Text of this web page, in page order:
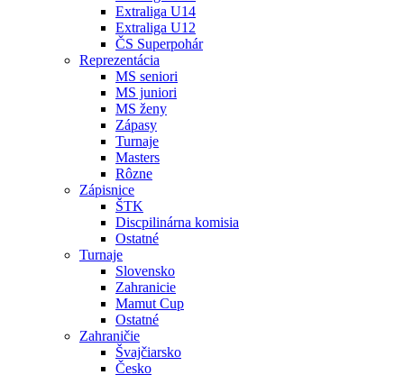
Extraliga U14
Extraliga U12
ČS Superpohár
Reprezentácia
MS seniori
MS juniori
MS ženy
Zápasy
Turnaje
Masters
Rôzne
Zápisnice
ŠTK
Discpilinárna komisia
Ostatné
Turnaje
Slovensko
Zahranicie
Mamut Cup
Ostatné
Zahraničie
Švajčiarsko
Česko